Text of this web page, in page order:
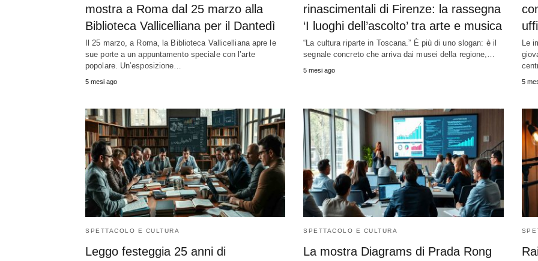
mostra a Roma dal 25 marzo alla
Biblioteca Vallicelliana per il Dantedì
Il 25 marzo, a Roma, la Biblioteca Vallicelliana apre le
sue porte a un appuntamento speciale con l’arte
popolare. Un’esposizione…
5 mesi ago
rinascimentali di Firenze: la rassegna
‘I luoghi dell’ascolto’ tra arte e musica
“La cultura riparte in Toscana.” È più di uno slogan: è il
segnale concreto che arriva dai musei della regione,…
5 mesi ago
Le
5
SPETTACOLO E CULTURA
Leggo festeggia 25 anni di
SPETTACOLO E CULTURA
La mostra Diagrams di Prada Rong